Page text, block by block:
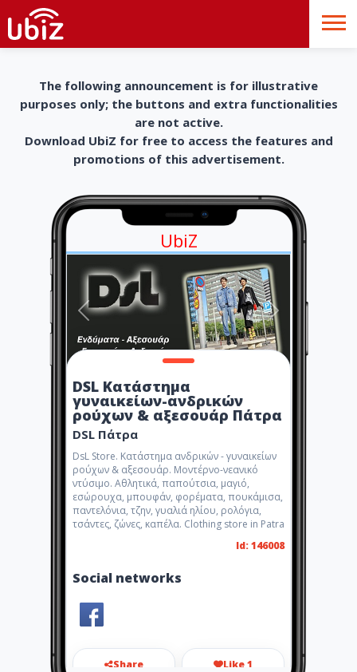
The following announcement is for illustrative
purposes only; the buttons and extra functionalities
are not active.
Download UbiZ for free to access the features and
promotions of this advertisement.
UbiZ
DSL Κατάστημα
γυναικείων-ανδρικών
ρούχων & αξεσουάρ Πάτρα
DSL Πάτρα
DsL Store. Κατάστημα ανδρικών - γυναικείων
ρούχων & αξεσουάρ. Μοντέρνο-νεανικό
ντύσιμο. Αθλητικά, παπούτσια, μαγιό,
εσώρουχα, μπουφάν, φορέματα, πουκάμισα,
παντελόνια, τζην, γυαλιά ηλίου, ρολόγια,
τσάντες, ζώνες, καπέλα. Clothing store in Patra
Id: 146008
Social networks
Share Like 1